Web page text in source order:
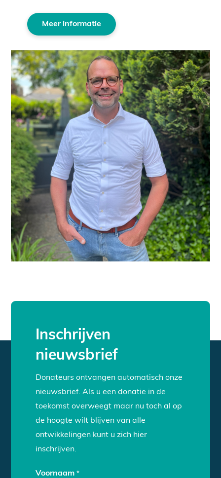
Meer informatie
Inschrijven
nieuwsbrief
Donateurs ontvangen automatisch onze
nieuwsbrief. Als u een donatie in de
toekomst overweegt maar nu toch al op
de hoogte wilt blijven van alle
ontwikkelingen kunt u zich hier
inschrijven.
Voornaam *